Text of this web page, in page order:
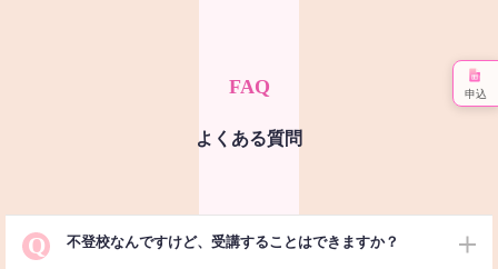
FAQ
よくある質問
Q 不登校なんですけど、受講することはできますか？
申込